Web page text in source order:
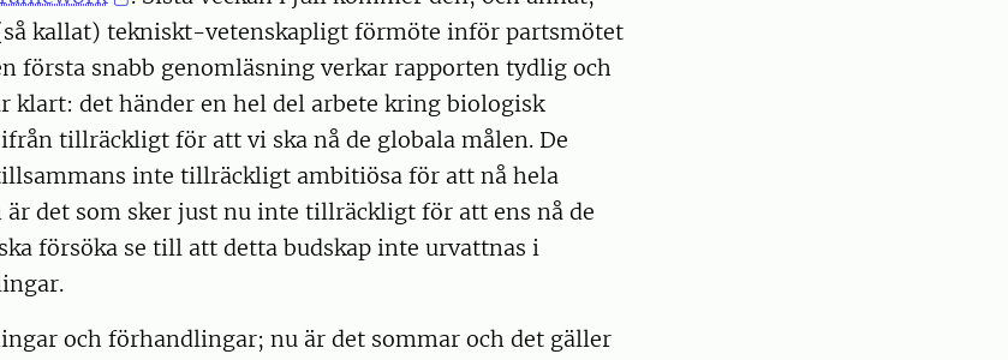
kallat) tekniskt-vetenskapligt förmöte inför partsmötet
första snabb genomläsning verkar rapporten tydlig och
klart: det händer en hel del arbete kring biologisk
tillräckligt för att vi ska nå de globala målen. De
inte tillräckligt ambitiösa för att nå hela
är det som sker just nu inte tillräckligt för att ens nå de
försöka se till att detta budskap inte urvattnas i
och förhandlingar; nu är det sommar och det gäller